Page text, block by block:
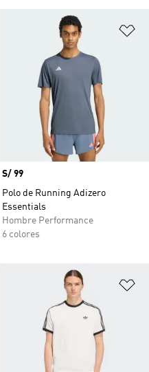
a la lista de deseos
Precio
S/ 99
Polo de Running Adizero
Essentials
Hombre Performance
6 colores
a la lista de deseos